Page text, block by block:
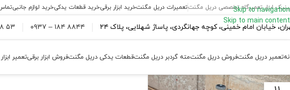
Skip to navigation
Skip to main content
ابزار تعمیرگاه تخصصی دریل مگنتتعمیرات دریل مگنتخرید ابزار برقیخرید قطعات یدکیخرید لوازم جانبی
خیابان امام خمینی، کوچه جهانگردی، پاساژ شهلایی، پلاک ۲۴ ۸۸۴۴ ۱۸۴ – ۰۹۳۷ ۵۳ ۵۸ ۶۶۷۲ – ۰۲۱
تعمیر دریل مگنتفروش دریل مگنتمته گردبر دریل مگنتقطعات یدکی دریل مگنتفروش ابزار برقیتعمیر